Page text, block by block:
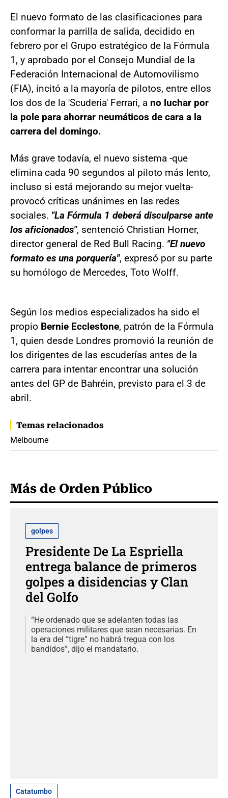
El nuevo formato de las clasificaciones para
conformar la parrilla de salida, decidido en
febrero por el Grupo estratégico de la Fórmula
1, y aprobado por el Consejo Mundial de la
Federación Internacional de Automovilismo
(FIA), incitó a la mayoría de pilotos, entre ellos
los dos de la 'Scuderia' Ferrari, a no luchar por
la pole para ahorrar neumáticos de cara a la
carrera del domingo.
Más grave todavía, el nuevo sistema -que
elimina cada 90 segundos al piloto más lento,
incluso si está mejorando su mejor vuelta-
provocó críticas unánimes en las redes
sociales. "La Fórmula 1 deberá disculparse ante
los aficionados", sentenció Christian Horner,
director general de Red Bull Racing. "El nuevo
formato es una porquería", expresó por su parte
su homólogo de Mercedes, Toto Wolff.
Según los medios especializados ha sido el
propio Bernie Ecclestone, patrón de la Fórmula
1, quien desde Londres promovió la reunión de
los dirigentes de las escuderías antes de la
carrera para intentar encontrar una solución
antes del GP de Bahréin, previsto para el 3 de
abril.
Temas relacionados
Melbourne
Más de Orden Público
golpes
Presidente De La Espriella
entrega balance de primeros
golpes a disidencias y Clan
del Golfo
“He ordenado que se adelanten todas las
operaciones militares que sean necesarias. En
la era del “tigre” no habrá tregua con los
bandidos”, dijo el mandatario.
Catatumbo